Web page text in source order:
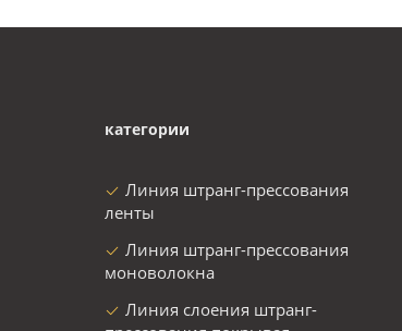
категории
Линия штранг-прессования
ленты
Линия штранг-прессования
моноволокна
Линия слоения штранг-